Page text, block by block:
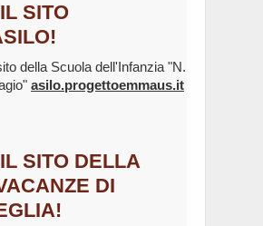
SITO
della Scuola dell'Infanzia "N.
asilo.progettoemmaus.it
SITO DELLA
DI